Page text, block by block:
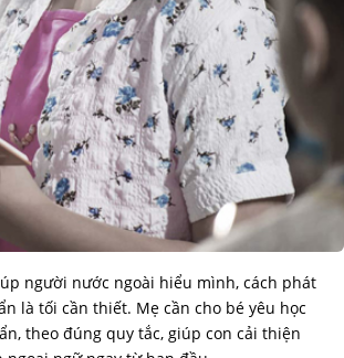
người nước ngoài hiểu mình, cách phát
là tối cần thiết. Mẹ cần cho bé yêu học
theo đúng quy tắc, giúp con cải thiện